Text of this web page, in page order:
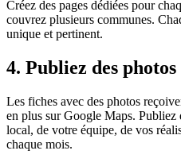
Créez des pages dédiées pour
couvrez plusieurs communes.
unique et pertinent.
4. Publiez des
Les fiches avec des photos
en plus sur Google Maps. Publiez
local, de votre équipe, de vos
chaque mois.